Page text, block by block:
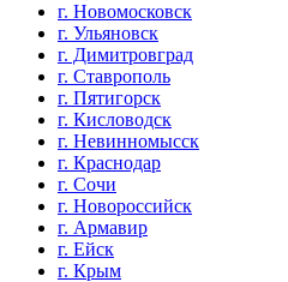
г. Новомосковск
г. Ульяновск
г. Димитровград
г. Ставрополь
г. Пятигорск
г. Кисловодск
г. Невинномысск
г. Краснодар
г. Сочи
г. Новороссийск
г. Армавир
г. Ейск
г. Крым